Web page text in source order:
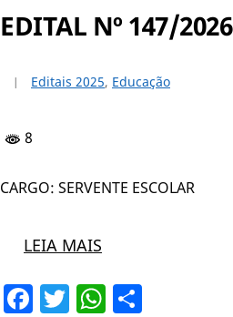
EDITAL Nº 147/2026
Editais 2025, Educação
8
CARGO: SERVENTE ESCOLAR
LEIA MAIS
Facebook
TwitterWhatsApp